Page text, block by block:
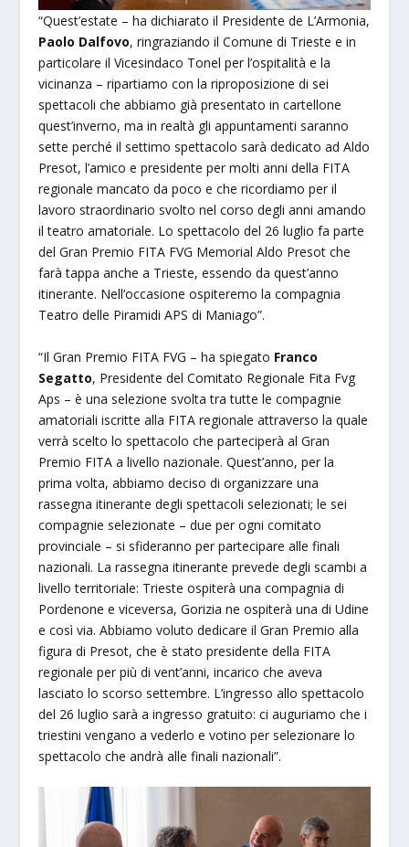
“Quest’estate – ha dichiarato il Presidente de L’Armonia,
Paolo Dalfovo, ringraziando il Comune di Trieste e in
particolare il Vicesindaco Tonel per l’ospitalità e la
vicinanza – ripartiamo con la riproposizione di sei
spettacoli che abbiamo già presentato in cartellone
quest’inverno, ma in realtà gli appuntamenti saranno
sette perché il settimo spettacolo sarà dedicato ad Aldo
Presot, l’amico e presidente per molti anni della FITA
regionale mancato da poco e che ricordiamo per il
lavoro straordinario svolto nel corso degli anni amando
il teatro amatoriale. Lo spettacolo del 26 luglio fa parte
del Gran Premio FITA FVG Memorial Aldo Presot che
farà tappa anche a Trieste, essendo da quest’anno
itinerante. Nell’occasione ospiteremo la compagnia
Teatro delle Piramidi APS di Maniago”.
“Il Gran Premio FITA FVG – ha spiegato Franco
Segatto, Presidente del Comitato Regionale Fita Fvg
Aps – è una selezione svolta tra tutte le compagnie
amatoriali iscritte alla FITA regionale attraverso la quale
verrà scelto lo spettacolo che parteciperà al Gran
Premio FITA a livello nazionale. Quest’anno, per la
prima volta, abbiamo deciso di organizzare una
rassegna itinerante degli spettacoli selezionati; le sei
compagnie selezionate – due per ogni comitato
provinciale – si sfideranno per partecipare alle finali
nazionali. La rassegna itinerante prevede degli scambi a
livello territoriale: Trieste ospiterà una compagnia di
Pordenone e viceversa, Gorizia ne ospiterà una di Udine
e così via. Abbiamo voluto dedicare il Gran Premio alla
figura di Presot, che è stato presidente della FITA
regionale per più di vent’anni, incarico che aveva
lasciato lo scorso settembre. L’ingresso allo spettacolo
del 26 luglio sarà a ingresso gratuito: ci auguriamo che i
triestini vengano a vederlo e votino per selezionare lo
spettacolo che andrà alle finali nazionali”.